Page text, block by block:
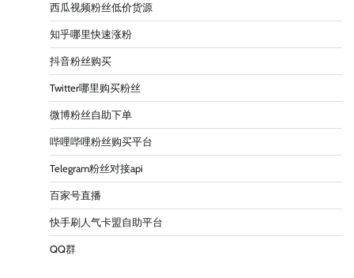
西瓜视频粉丝低价货源
知乎哪里快速涨粉
抖音粉丝购买
Twitter哪里购买粉丝
微博粉丝自助下单
哔哩哔哩粉丝购买平台
Telegram粉丝对接api
百家号直播
快手刷人气卡盟自助平台
QQ群